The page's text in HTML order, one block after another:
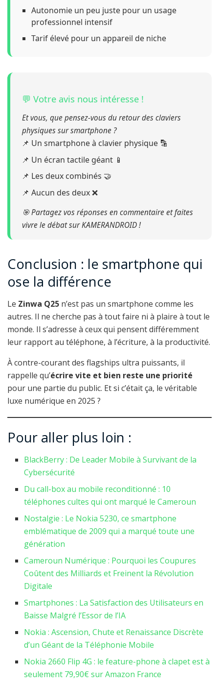
Autonomie un peu juste pour un usage
professionnel intensif
Tarif élevé pour un appareil de niche
💬 Votre avis nous intéresse !
Et vous, que pensez-vous du retour des claviers
physiques sur smartphone ?
Un smartphone à clavier physique 🔡
Un écran tactile géant 📱
Les deux combinés 🤝
Aucun des deux ❌
🎯 Partagez vos réponses en commentaire et faites
vivre le débat sur KAMERANDROID !
Conclusion : le smartphone qui
ose la différence
Le Zinwa Q25 n’est pas un smartphone comme les
autres. Il ne cherche pas à tout faire ni à plaire à tout le
monde. Il s’adresse à ceux qui pensent différemment
leur rapport au téléphone, à l’écriture, à la productivité.
À contre-courant des flagships ultra puissants, il
rappelle qu’écrire vite et bien reste une priorité
pour une partie du public. Et si c’était ça, le véritable
luxe numérique en 2025 ?
Pour aller plus loin :
BlackBerry : De Leader Mobile à Survivant de la
Cybersécurité
Du call-box au mobile reconditionné : 10
téléphones cultes qui ont marqué le Cameroun
Nostalgie : Le Nokia 5230, ce smartphone
emblématique de 2009 qui a marqué toute une
génération
Cameroun Numérique : Pourquoi les Coupures
Coûtent des Milliards et Freinent la Révolution
Digitale
Smartphones : La Satisfaction des Utilisateurs en
Baisse Malgré l’Essor de l’IA
Nokia : Ascension, Chute et Renaissance Discrète
d’un Géant de la Téléphonie Mobile
Nokia 2660 Flip 4G : le feature-phone à clapet est à
seulement 79,90€ sur Amazon France